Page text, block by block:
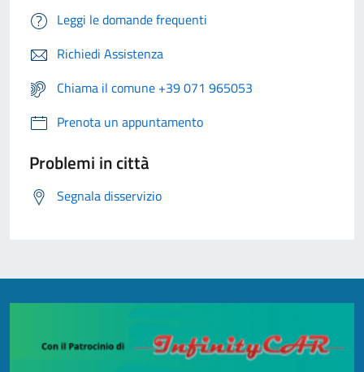
Leggi le domande frequenti
Richiedi Assistenza
Chiama il comune +39 071 965053
Prenota un appuntamento
Problemi in città
Segnala disservizio